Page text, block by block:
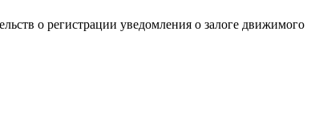
о регистрации уведомления о залоге движимого